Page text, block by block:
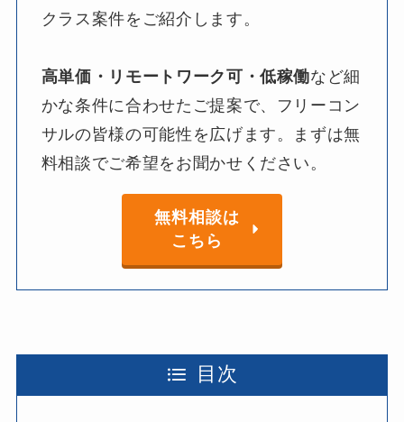
クラス案件を​ご紹介します。​
高単価・リモートワーク可・低稼働など​細
かな​条件に​合わせた​ご提案で、​フリーコン
サルの​皆様の​可能性を​広げます。​まずは​無
料相談で​ご希望を​お聞か​せください。
無料相談は
こちら
目次